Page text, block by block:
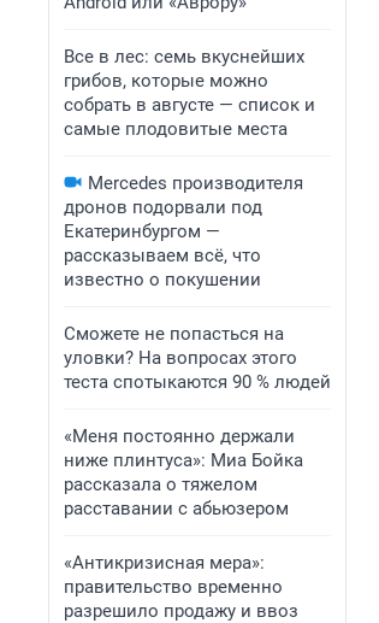
Все в лес: семь вкуснейших
грибов, которые можно
собрать в августе — список и
самые плодовитые места
Mercedes производителя
дронов подорвали под
Екатеринбургом —
рассказываем всё, что
известно о покушении
Сможете не попасться на
уловки? На вопросах этого
теста спотыкаются 90 % людей
«Меня постоянно держали
ниже плинтуса»: Миа Бойка
рассказала о тяжелом
расставании с абьюзером
«Антикризисная мера»:
правительство временно
разрешило продажу и ввоз